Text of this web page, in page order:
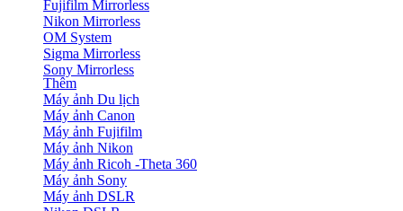
Fujifilm Mirrorless
Nikon Mirrorless
OM System
Sigma Mirrorless
Sony Mirrorless
Thêm
Máy ảnh Du lịch
Máy ảnh Canon
Máy ảnh Fujifilm
Máy ảnh Nikon
Máy ảnh Ricoh -Theta 360
Máy ảnh Sony
Máy ảnh DSLR